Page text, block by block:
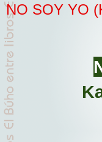
NO SOY YO